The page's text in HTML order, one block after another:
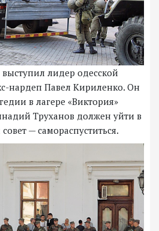
лидер одесской
нардеп Павел Кириленко. Он
в лагере «Виктория»
Труханов должен уйти в
— самораспуститься.